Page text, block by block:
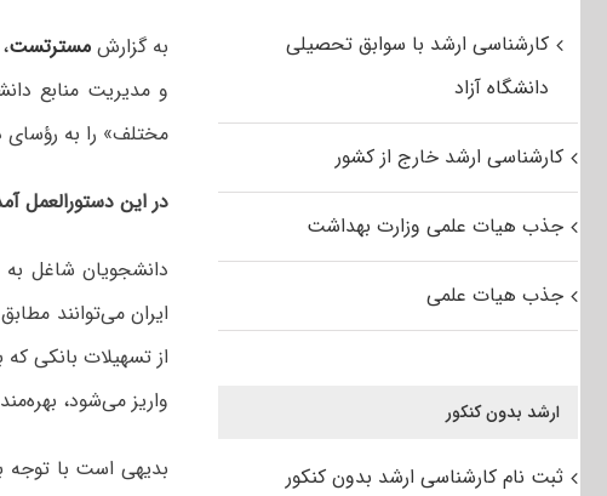
به گزارشمسترتست
و مدیریت منابع
مختلف» را به رؤسای
در این دستورالعمل
دانشجویان شاغل
ایران می‌توانند
از تسهیلات بانکی
واریز می‌شود،
بدیهی است با توجه
کارشناسی ارشد با سوابق تحصیلی
دانشگاه آزاد
کارشناسی ارشد خارج از کشور
جذب هیات علمی وزارت بهداشت
جذب هیات علمی
ارشد بدون کنکور
ثبت نام کارشناسی ارشد بدون کنکور